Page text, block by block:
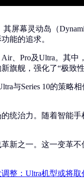
屏幕灵动岛（
能的追求。
、Pro及Ultra。其
旗舰，强化了“极致性
与Series 10的策
统治力。随着智能
新之一。这一变革
调整：Ultra机型或将取